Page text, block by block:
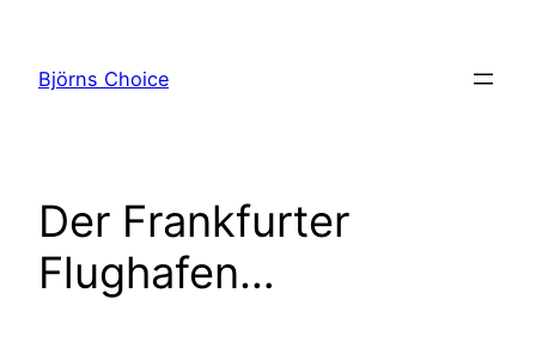
springen
Björns Choice
Der Frankfurter
Flughafen…